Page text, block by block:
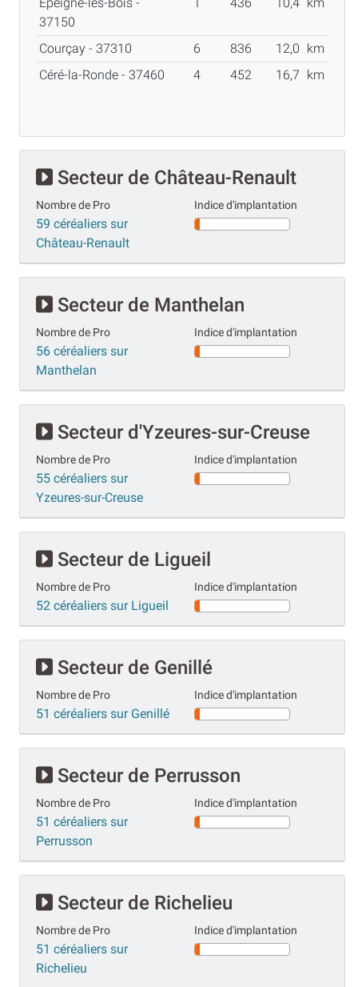
37150
Courçay - 37310 6 836 12,0 km
Céré-la-Ronde - 37460
4 452 16,7 km
Secteur de Château-Renault
Nombre de Pro
59 céréaliers sur
Château-Renault
Indice d'implantation
Secteur de Manthelan
Nombre de Pro
56 céréaliers sur
Manthelan
Indice d'implantation
Secteur d'Yzeures-sur-Creuse
Nombre de Pro
55 céréaliers sur
Yzeures-sur-Creuse
Indice d'implantation
Secteur de Ligueil
Nombre de Pro
52 céréaliers sur Ligueil
Indice d'implantation
Secteur de Genillé
Nombre de Pro
51 céréaliers sur Genillé
Indice d'implantation
Secteur de Perrusson
Nombre de Pro
51 céréaliers sur
Perrusson
Indice d'implantation
Secteur de Richelieu
Nombre de Pro
51 céréaliers sur
Richelieu
Indice d'implantation